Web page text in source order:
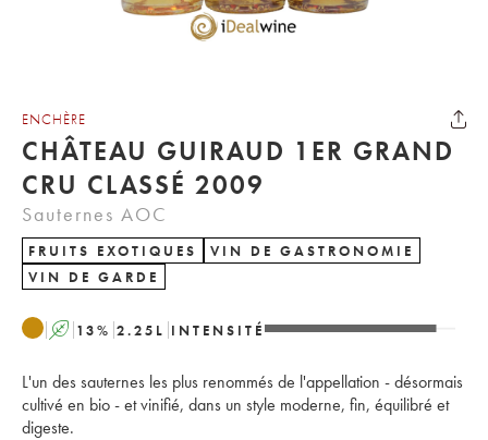
ENCHÈRE
CHÂTEAU GUIRAUD 1ER GRAND
CRU CLASSÉ 2009
Sauternes AOC
FRUITS EXOTIQUES
VIN DE GASTRONOMIE
VIN DE GARDE
A 13% 2.25 L INTENSITÉ
L'un des sauternes les plus renommés de l'appellation - désormais
cultivé en bio - et vinifié, dans un style moderne, fin, équilibré et
digeste.